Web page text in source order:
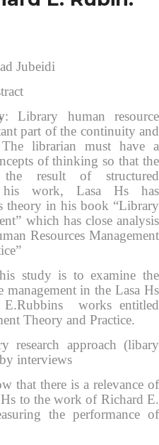
Jubeidi
: Library human resource
part of the continuity and
librarian must have a
of thinking so that the
result of structured
his work, Lasa Hs has
theory in his book “Library
which has close analysis
Resources Management
study is to examine the
management in the Lasa Hs
works entitled
Theory and Practice.
research approach (libary
interviews
that there is a relevance of
to the work of Richard E.
the performance of